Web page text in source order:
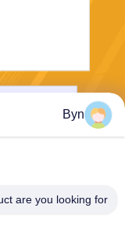
Byn
are you looking for?